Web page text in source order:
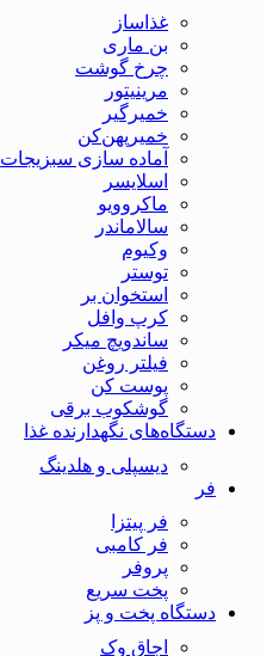
غذاساز
بن ماری
چرخ گوشت
مرینیتور
خمیرگیر
خمیر‌پهن‌کن
آماده سازی سبزیجات
اسلایسر
ماکروویو
سالاماندر
وکیوم
توستر
استخوان بر
کرپ وافل
ساندویچ میکر
فیلتر روغن
پوست کن
گوشکوب برقی
دستگاه‌های نگهدارنده غذا
دیسپلی و هلدینگ
فر
فر پیتزا
فر کامبی
پروفر
پخت سریع
دستگاه‌ پخت و پز
اجاق وک